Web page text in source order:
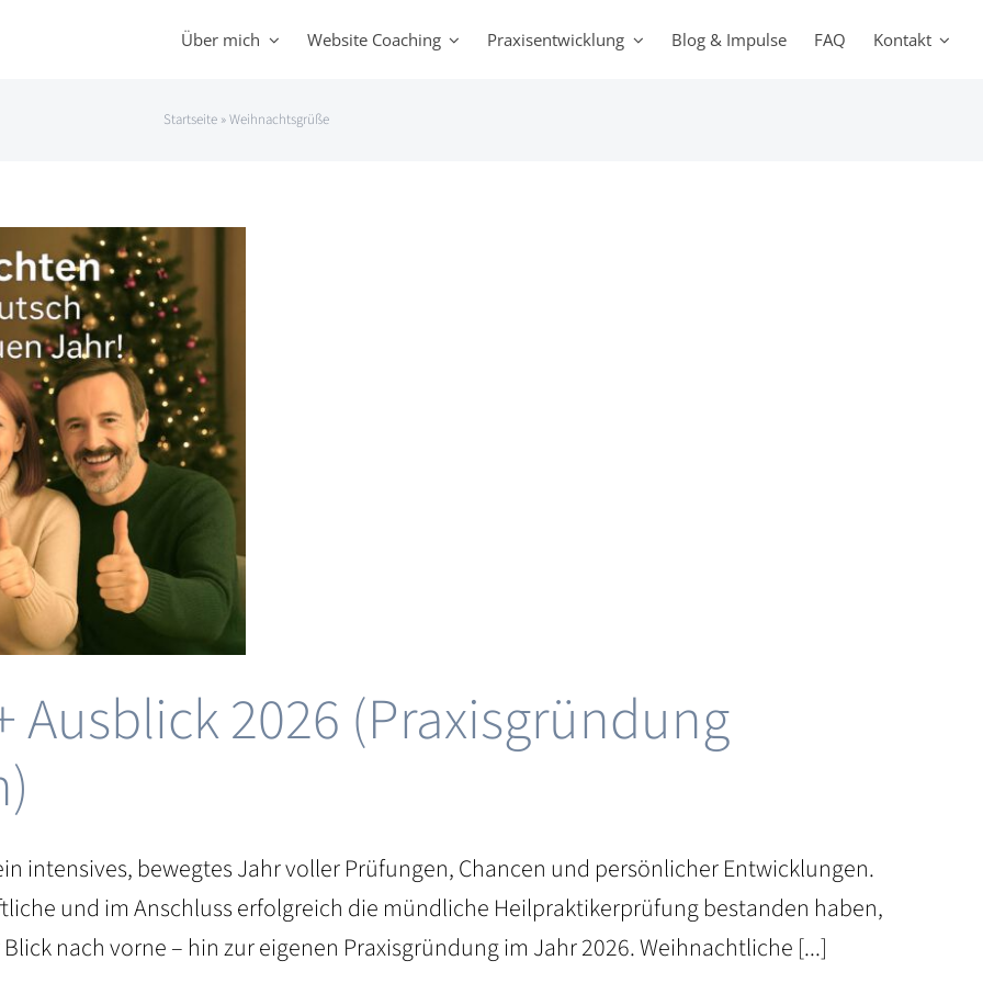
Über mich Website Coaching Praxisentwicklung Blog & Impulse FAQ Kontakt
Startseite»Weihnachtsgrüße
Ausblick 2026 (Praxisgründung
intensives, bewegtes Jahr voller Prüfungen, Chancen und persönlicher Entwicklungen.
und im Anschluss erfolgreich die mündliche Heilpraktikerprüfung bestanden haben,
nach vorne – hin zur eigenen Praxisgründung im Jahr 2026. Weihnachtliche [...]